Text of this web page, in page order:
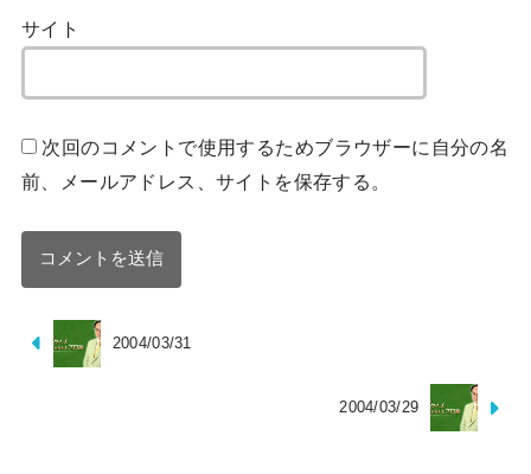
サイト
次回のコメントで使用するためブラウザーに自分の名
前、メールアドレス、サイトを保存する。
2004/03/31
2004/03/29